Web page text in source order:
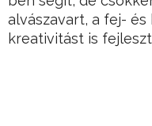
alvászavart, a fej-
kreativitást is